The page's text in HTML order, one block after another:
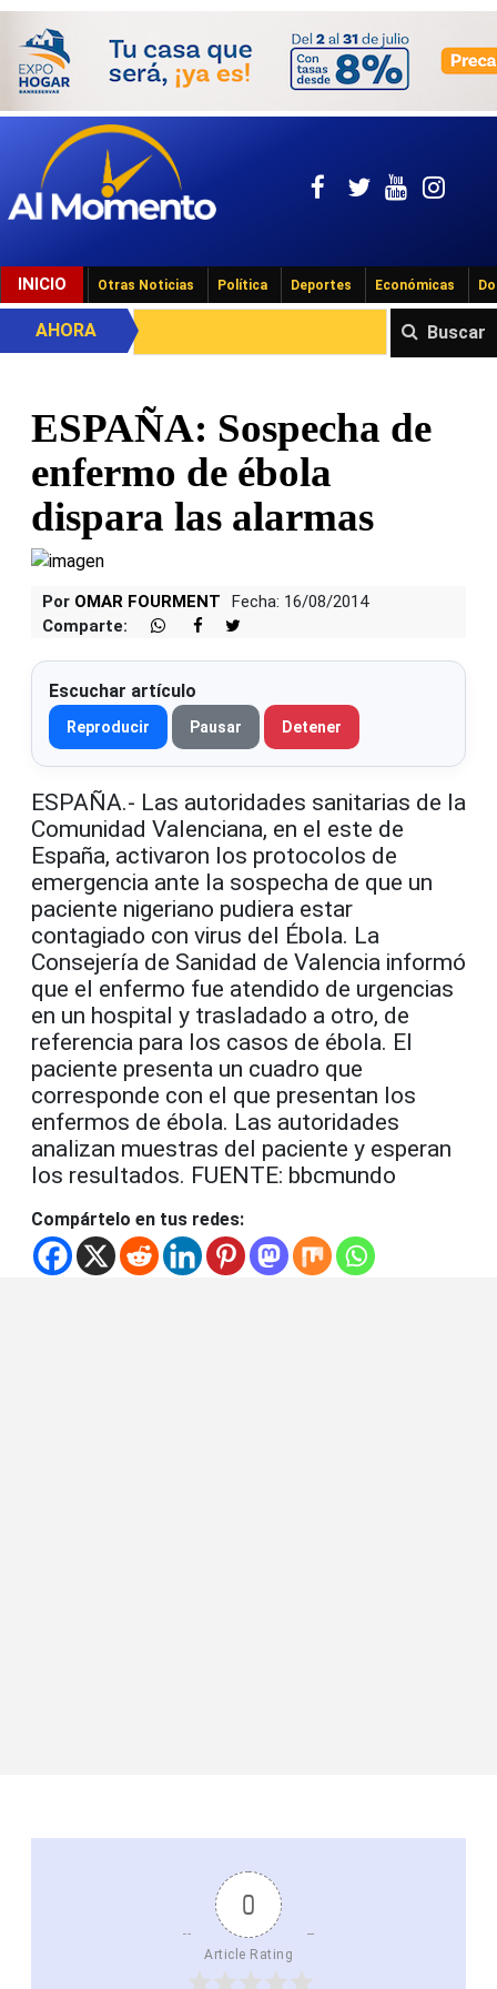
INICIO Otras Noticias Política Deportes Económicas
Buscar
AHORA
ESPAÑA: Sospecha de
enfermo de ébola
dispara las alarmas
Por OMAR FOURMENT
Fecha: 16/08/2014
Comparte:
Escuchar artículo
Reproducir Pausar Detener
ESPAÑA.- Las autoridades sanitarias de la
Comunidad Valenciana, en el este de
España, activaron los protocolos de
emergencia ante la sospecha de que un
paciente nigeriano pudiera estar
contagiado con virus del Ébola. La
Consejería de Sanidad de Valencia informó
que el enfermo fue atendido de urgencias
en un hospital y trasladado a otro, de
referencia para los casos de ébola. El
paciente presenta un cuadro que
corresponde con el que presentan los
enfermos de ébola. Las autoridades
analizan muestras del paciente y esperan
los resultados. FUENTE: bbcmundo
Compártelo en tus redes:
0
Article Rating